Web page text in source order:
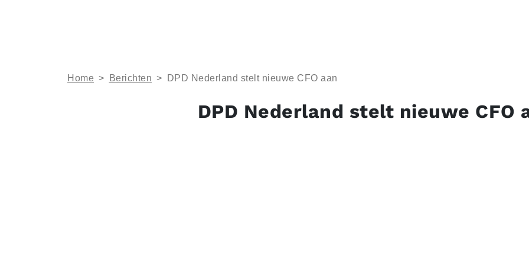
Home > Berichten > DPD Nederland stelt nieuwe CFO aan
DPD Nederland stelt nieuwe CFO